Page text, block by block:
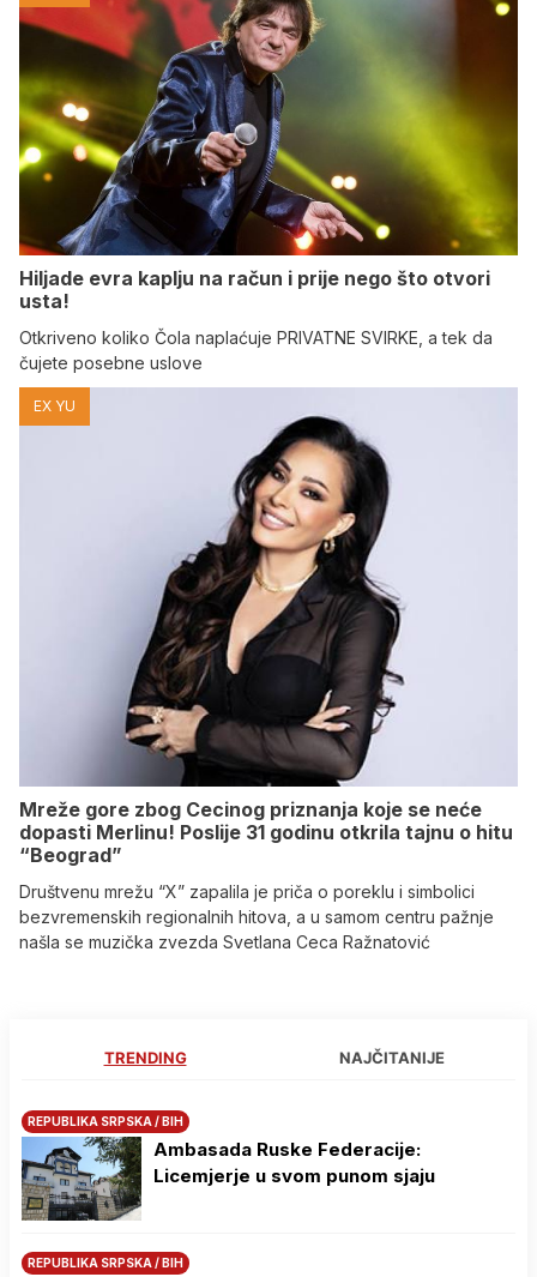
Hiljade evra kaplju na račun i prije nego što otvori
usta!
Otkriveno koliko Čola naplaćuje PRIVATNE SVIRKE, a tek da
čujete posebne uslove
EX YU
Mreže gore zbog Cecinog priznanja koje se neće
dopasti Merlinu! Poslije 31 godinu otkrila tajnu o hitu
“Beograd”
Društvenu mrežu “X” zapalila je priča o poreklu i simbolici
bezvremenskih regionalnih hitova, a u samom centru pažnje
našla se muzička zvezda Svetlana Ceca Ražnatović
TRENDING NAJČITANIJE
REPUBLIKA SRPSKA / BIH
Ambasada Ruske Federacije:
Licemjerje u svom punom sjaju
REPUBLIKA SRPSKA / BIH